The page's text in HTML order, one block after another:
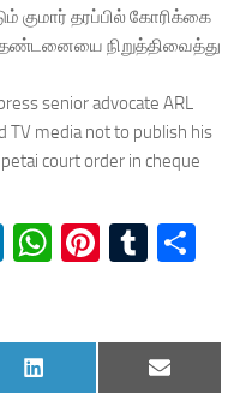
தரப்பில் கோரிக்கை
நிறுத்திவைத்து
senior advocate ARL
TV media not to publish his
court order in cheque
LinkedIn
WhatsApp
Share
on
LinkedIn
Share
on
Email